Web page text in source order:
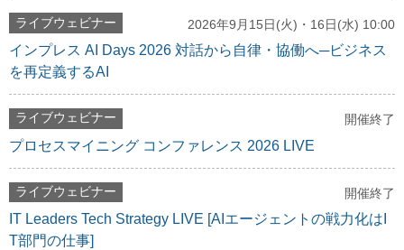
ライブウェビナー 2026年9月15日(火)・16日(水) 10:00
インプレス AI Days 2026 対話から自律・協働へ─ビジネス
を再定義するAI
ライブウェビナー 開催終了
プロセスマイニング コンファレンス 2026 LIVE
ライブウェビナー 開催終了
IT Leaders Tech Strategy LIVE [AIエージェントの戦力化はI
T部門の仕事]